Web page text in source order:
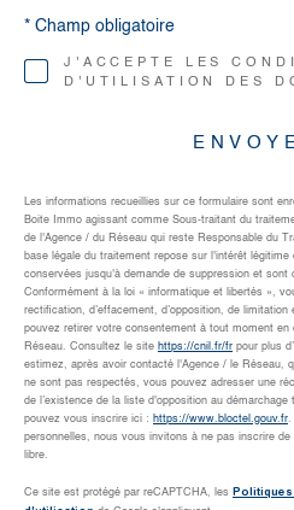
J'ACCEPTE LES
D'UTILISATION DES
* Champ obligatoire
Les informations recueillies sur ce formulaire sont
Boite Immo agissant comme Sous-traitant du
de l'Agence / du Réseau qui reste Responsable du
base légale du traitement repose sur l'intérêt
conservées jusqu'à demande de suppression et sont
Conformément à la loi « informatique et libertés »,
rectification, d’effacement, d’opposition, de
pouvez retirer votre consentement à tout moment en
Réseau. Consultez le site https://cnil.fr/fr pour plus
estimez, après avoir contacté l'Agence / le Réseau,
ne sont pas respectés, vous pouvez adresser une
de l’existence de la liste d'opposition au
pouvez vous inscrire ici : https://www.bloctel.gouv.fr.
personnelles, nous vous invitons à ne pas inscrire
libre.
Ce site est protégé par reCAPTCHA, les Politiques